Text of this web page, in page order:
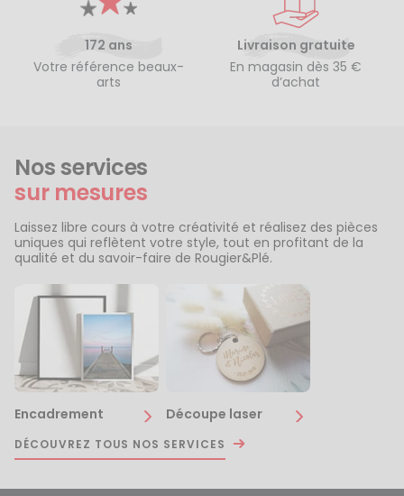
172 ans
Votre référence beaux-
arts
Livraison gratuite
En magasin dès 35 €
d’achat
Nos services
sur mesures
Laissez libre cours à votre créativité et réalisez des pièces
uniques qui reflètent votre style, tout en profitant de la
qualité et du savoir-faire de Rougier&Plé.
Encadrement Découpe laser
DÉCOUVREZ TOUS NOS SERVICES